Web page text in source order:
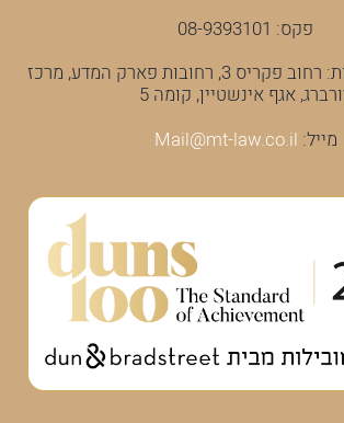
פקס: 08-9393101
סניף ראשי רחובות: רחוב פקריס 3, רחובות פארק המדע, מרכז
אגף אינשטיין, קומה 5
מייל: Mail@mt-law.co.il